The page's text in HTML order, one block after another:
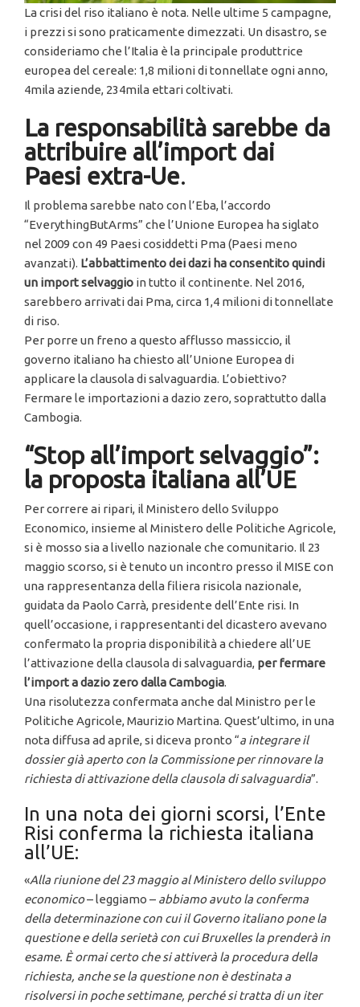
La crisi del riso italiano è nota. Nelle ultime 5 campagne,
i prezzi si sono praticamente dimezzati. Un disastro, se
consideriamo che l’Italia è la principale produttrice
europea del cereale: 1,8 milioni di tonnellate ogni anno,
4mila aziende, 234mila ettari coltivati.
La responsabilità sarebbe da
attribuire all’import dai
Paesi extra-Ue.
Il problema sarebbe nato con l’Eba, l’accordo
“EverythingButArms” che l’Unione Europea ha siglato
nel 2009 con 49 Paesi cosiddetti Pma (Paesi meno
avanzati). L’abbattimento dei dazi ha consentito quindi
un import selvaggio in tutto il continente. Nel 2016,
sarebbero arrivati dai Pma, circa 1,4 milioni di tonnellate
di riso.
Per porre un freno a questo afflusso massiccio, il
governo italiano ha chiesto all’Unione Europea di
applicare la clausola di salvaguardia. L’obiettivo?
Fermare le importazioni a dazio zero, soprattutto dalla
Cambogia.
“Stop all’import selvaggio”:
la proposta italiana all’UE
Per correre ai ripari, il Ministero dello Sviluppo
Economico, insieme al Ministero delle Politiche Agricole,
si è mosso sia a livello nazionale che comunitario. Il 23
maggio scorso, si è tenuto un incontro presso il MISE con
una rappresentanza della filiera risicola nazionale,
guidata da Paolo Carrà, presidente dell’Ente risi. In
quell’occasione, i rappresentanti del dicastero avevano
confermato la propria disponibilità a chiedere all’UE
l’attivazione della clausola di salvaguardia, per fermare
l’import a dazio zero dalla Cambogia.
Una risolutezza confermata anche dal Ministro per le
Politiche Agricole, Maurizio Martina. Quest’ultimo, in una
nota diffusa ad aprile, si diceva pronto “a integrare il
dossier già aperto con la Commissione per rinnovare la
richiesta di attivazione della clausola di salvaguardia”.
In una nota dei giorni scorsi, l’Ente
Risi conferma la richiesta italiana
all’UE:
«Alla riunione del 23 maggio al Ministero dello sviluppo
economico– leggiamo – abbiamo avuto la conferma
della determinazione con cui il Governo italiano pone la
questione e della serietà con cui Bruxelles la prenderà in
esame. È ormai certo che si attiverà la procedura della
richiesta, anche se la questione non è destinata a
risolversi in poche settimane, perché si tratta di un iter